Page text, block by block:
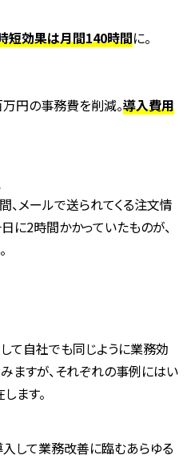
短効果は月間140時間に。
円の事務費を削減。導入費用
、メールで送られてくる注文情
に2時間かかっていたものが、
て自社でも同じように業務効
ますが、それぞれの事例にはい
ます。
して業務改善に臨むあらゆる